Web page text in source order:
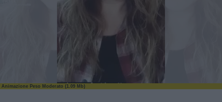
Animazione Peso Moderato (1.09 Mb)